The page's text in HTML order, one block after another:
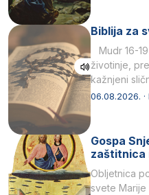
Biblija za
Mudr 16-
životinje,
kažnjeni
kukaca.2 A
06.08.2026. ·
Gospa
zaštitnica
Obljetnica
svete